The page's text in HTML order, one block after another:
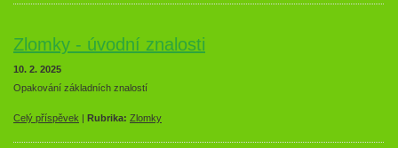
Zlomky - úvodní znalosti
10. 2. 2025
Opakování základních znalostí
Celý příspěvek | Rubrika: Zlomky